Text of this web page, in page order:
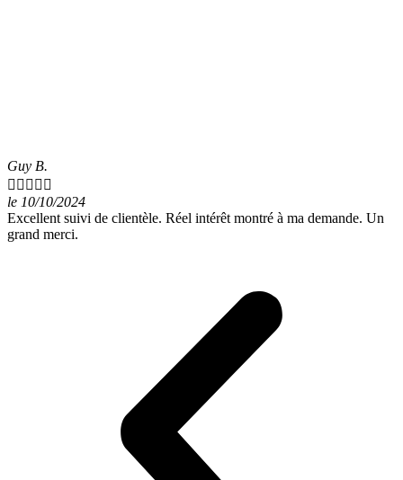
Guy B.
    
le 10/10/2024
Excellent suivi de clientèle. Réel intérêt montré à ma demande. Un
grand merci.